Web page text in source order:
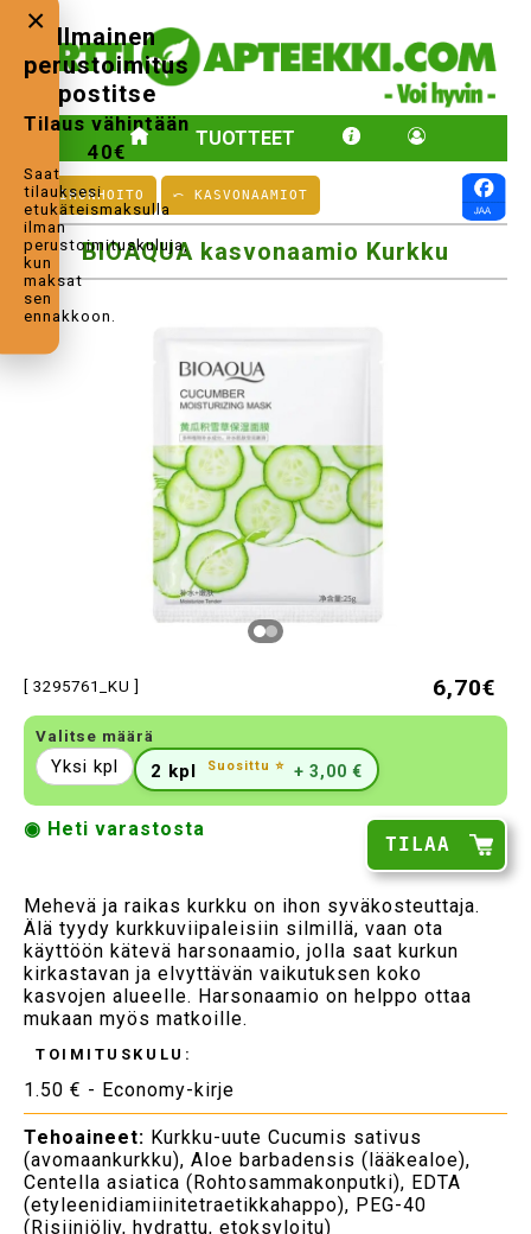
TUOTTEET
× Ilmainen
perustoimitus
postitse
Tilaus vähintään
40€
Saat
tilauksesi
etukäteismaksulla
ilman
perustoimituskuluja,
kun
maksat
sen
ennakkoon.
⤺ IHONHOITO ⤺ KASVONAAMIOT
BIOAQUA kasvonaamio Kurkku
[ 3295761_KU ] 6,70€
Valitse määrä
Yksi kpl 2 kpl Suosittu ⭐ + 3,00 €
TILAA
◉ Heti varastosta
Mehevä ja raikas kurkku on ihon syväkosteuttaja.
Älä tyydy kurkkuviipaleisiin silmillä, vaan ota
käyttöön kätevä harsonaamio, jolla saat kurkun
kirkastavan ja elvyttävän vaikutuksen koko
kasvojen alueelle. Harsonaamio on helppo ottaa
mukaan myös matkoille.
TOIMITUSKULU:
1.50 € - Economy-kirje
Tehoaineet: Kurkku-uute Cucumis sativus
(avomaankurkku), Aloe barbadensis (lääkealoe),
Centella asiatica (Rohtosammakonputki), EDTA
(etyleenidiamiinitetraetikkahappo), PEG-40
(Risiiniöljy, hydrattu, etoksyloitu)